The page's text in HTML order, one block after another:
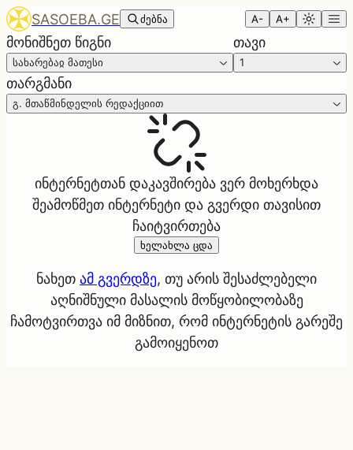
SASOEBA.GE ძებნა A- A+
მონიშნეთ წიგნი
სახარებაჲ მათესი
თავი
1
თარგმანი
გ. მთაწმინდელის რედაქციით
ინტერნეტთან დაკავშირება ვერ მოხერხდა
შეამოწმეთ ინტერნეტი და გვერდი თავისით
ჩაიტვირთება
ხელახლა ცდა
ნახეთ ამ გვერდზე, თუ არის შესაძლებელი
აღნიშნული მასალის მოწყობილობაზე
ჩამოტვირთვა იმ მიზნით, რომ ინტერნეტის გარეშე
გამოიყენოთ